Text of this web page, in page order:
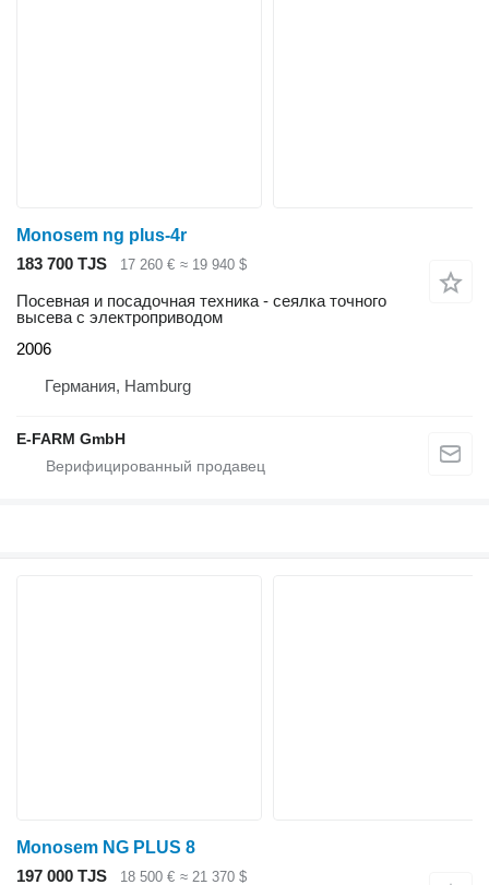
Monosem ng plus-4r
183 700 TJS
17 260 € ≈ 19 940 $
Посевная и посадочная техника - сеялка точного
высева с электроприводом
2006
Германия, Hamburg
E-FARM GmbH
Monosem NG PLUS 8
197 000 TJS
18 500 € ≈ 21 370 $